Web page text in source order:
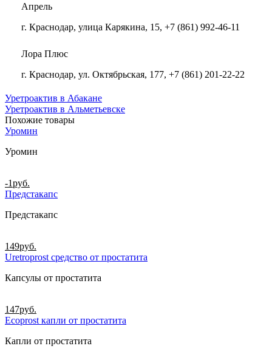
Апрель
г. Краснодар, улица Карякина, 15, +7 (861) 992-46-11
Лора Плюс
г. Краснодар, ул. Октябрьская, 177, +7 (861) 201-22-22
Уретроактив в Абакане
Уретроактив в Альметьевске
Похожие товары
Уромин
Уромин
-1руб.
Предстакапс
Предстакапс
149руб.
Uretroprost средство от простатита
Капсулы от простатита
147руб.
Ecoprost капли от простатита
Капли от простатита